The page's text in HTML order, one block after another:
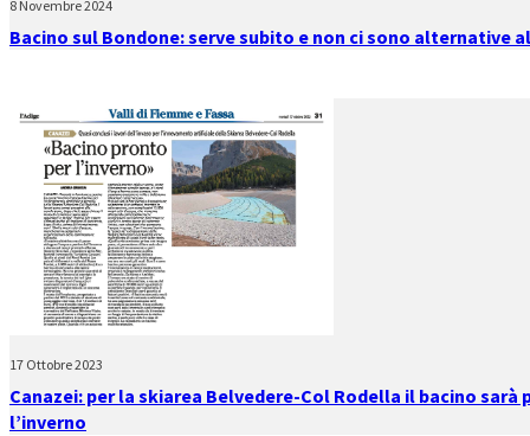
8 Novembre 2024
Bacino sul Bondone: serve subito e non ci sono alternative
17 Ottobre 2023
Canazei: per la skiarea Belvedere-Col Rodella il bacino sarà
l’inverno